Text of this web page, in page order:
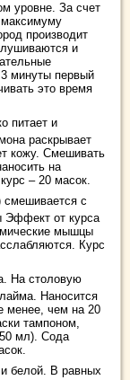
уровне. За счет
производит
и
минуты первый
это время
питает и
раскрывает
кожу. Смешивать
на
– 20 масок.
смешивается с
Эффект от курса
мышцы
Курс
На столовую
Наносится
менее, чем на 20
тампоном,
мл). Сода
белой. В равных